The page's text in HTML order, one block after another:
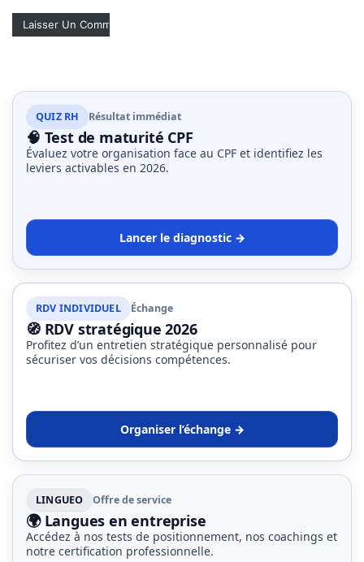
Certification
QUIZ RH Résultat immédiat
🧠 Test de maturité CPF
Évaluez votre organisation face au CPF et identifiez les
leviers activables en 2026.
Lancer le diagnostic →
RDV INDIVIDUEL Échange
🧭 RDV stratégique 2026
Profitez d’un entretien stratégique personnalisé pour
sécuriser vos décisions compétences.
Organiser l’échange →
LINGUEO Offre de service
🌍 Langues en entreprise
Accédez à nos tests de positionnement, nos coachings et
notre certification professionnelle.